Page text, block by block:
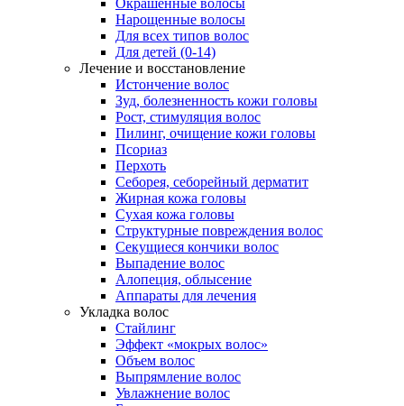
Окрашенные волосы
Нарощенные волосы
Для всех типов волос
Для детей (0-14)
Лечение и восстановление
Истончение волос
Зуд, болезненность кожи головы
Рост, стимуляция волос
Пилинг, очищение кожи головы
Псориаз
Перхоть
Себорея, себорейный дерматит
Жирная кожа головы
Сухая кожа головы
Структурные повреждения волос
Секущиеся кончики волос
Выпадение волос
Алопеция, облысение
Аппараты для лечения
Укладка волос
Стайлинг
Эффект «мокрых волос»
Объем волос
Выпрямление волос
Увлажнение волос